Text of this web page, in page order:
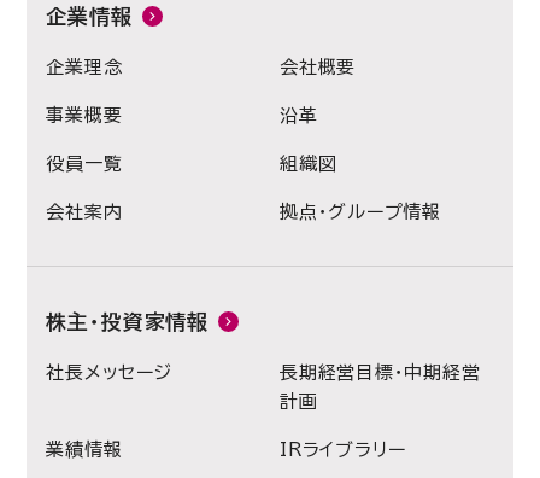
企業情報
企業理念 会社概要
事業概要 沿革
役員一覧 組織図
会社案内 拠点・グループ情報
株主・投資家情報
社長メッセージ
長期経営目標・中期経営
計画
業績情報 IRライブラリー